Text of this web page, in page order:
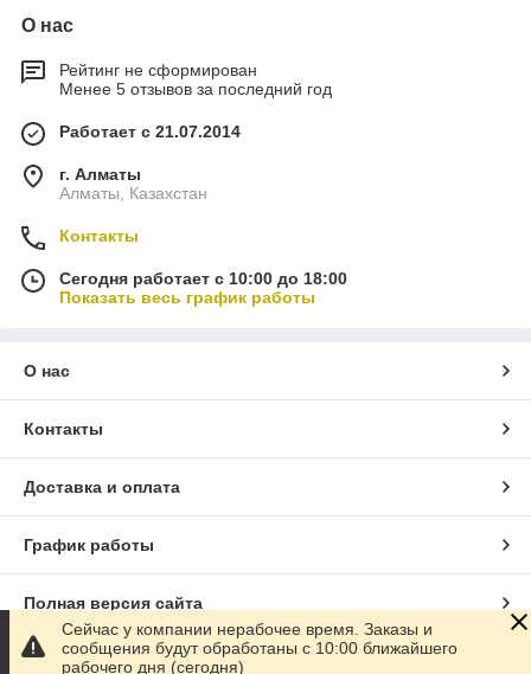
О нас
Рейтинг не сформирован
Менее 5 отзывов за последний год
Работает с 21.07.2014
г. Алматы
Алматы, Казахстан
Контакты
Сегодня работает с 10:00 до 18:00
Показать весь график работы
О нас
Контакты
Доставка и оплата
График работы
Полная версия сайта
Сайт создан на маркетплейсе
Сейчас у компании нерабочее время. Заказы и
сообщения будут обработаны с 10:00 ближайшего
рабочего дня (сегодня)